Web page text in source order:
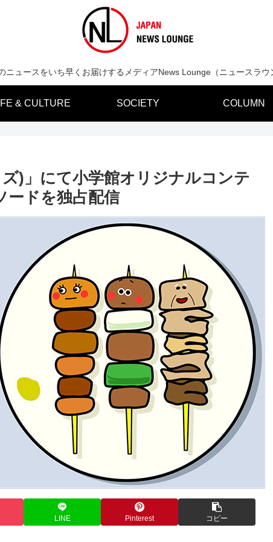
ニュースをいち早くお届けするメディアNews Lounge（ニュースラウ
& CULTURE SOCIETY COLUMN
)」にて小学館オリジナルコンテ
ードを独占配信
LINE Pinterest コピー